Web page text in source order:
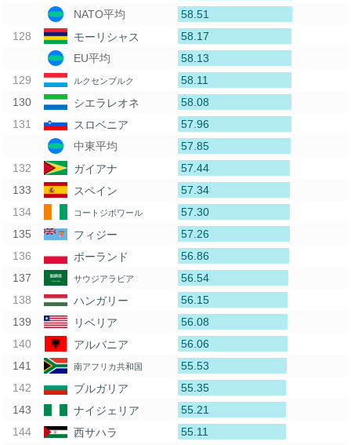
NATO平均
58.51
モーリシャス
58.17
EU平均
58.13
ルクセンブルク
58.11
シエラレオネ
58.08
スロベニア
57.96
中東平均
57.85
ガイアナ
57.44
スペイン
57.34
コートジボワール
57.30
フィジー
57.26
ポーランド
56.86
サウジアラビア
56.54
ハンガリー
56.15
リベリア
56.08
アルバニア
56.06
南アフリカ共和国
55.53
ブルガリア
55.35
ナイジェリア
55.21
西サハラ
55.11